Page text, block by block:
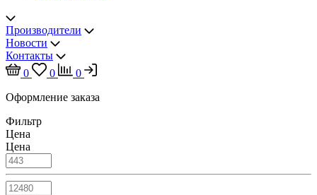
Производители
Новости
Контакты
0
0
0
Оформление заказа
Фильтр
Цена
Цена